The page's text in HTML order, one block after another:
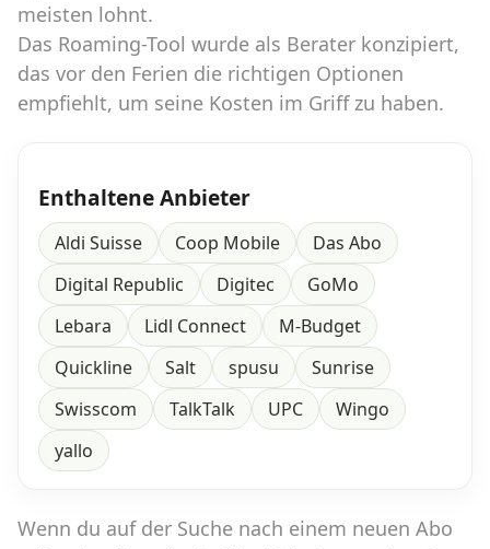
meisten lohnt.
Das Roaming-Tool wurde als Berater konzipiert,
das vor den Ferien die richtigen Optionen
empfiehlt, um seine Kosten im Griff zu haben.
Enthaltene Anbieter
Aldi Suisse Coop Mobile
Das Abo
Digital Republic
Digitec
GoMo
Lebara
Lidl Connect
M-Budget
Quickline
Salt spusu
Sunrise
Swisscom
TalkTalk UPC
Wingo
yallo
Wenn du auf der Suche nach einem neuen Abo